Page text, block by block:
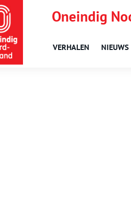
Oneindig
VERHALEN NIEUWS